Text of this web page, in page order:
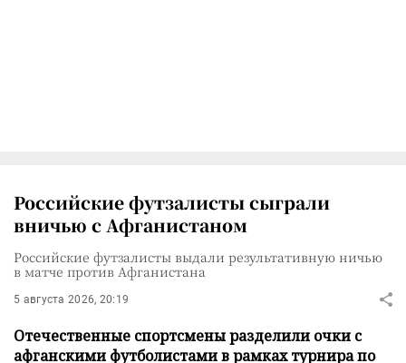
Российские футзалисты сыграли
вничью с Афганистаном
Российские футзалисты выдали результативную ничью
в матче против Афганистана
5 августа 2026, 20:19
Отечественные спортсмены разделили очки с
афганскими футболистами в рамках турнира по